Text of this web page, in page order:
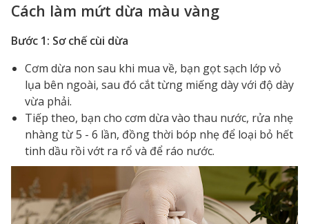
Cách làm mứt dừa màu vàng
Bước 1: Sơ chế cùi dừa
Cơm dừa non sau khi mua về, bạn gọt sạch lớp vỏ
lụa bên ngoài, sau đó cắt từng miếng dày với độ dày
vừa phải.
Tiếp theo, bạn cho cơm dừa vào thau nước, rửa nhẹ
nhàng từ 5 - 6 lần, đồng thời bóp nhẹ để loại bỏ hết
tinh dầu rồi vớt ra rổ và để ráo nước.